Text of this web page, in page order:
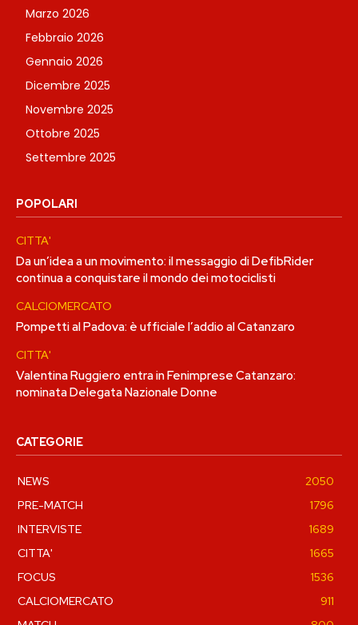
Marzo 2026
Febbraio 2026
Gennaio 2026
Dicembre 2025
Novembre 2025
Ottobre 2025
Settembre 2025
POPOLARI
CITTA'
Da un’idea a un movimento: il messaggio di DefibRider
continua a conquistare il mondo dei motociclisti
CALCIOMERCATO
Pompetti al Padova: è ufficiale l’addio al Catanzaro
CITTA'
Valentina Ruggiero entra in Fenimprese Catanzaro:
nominata Delegata Nazionale Donne
CATEGORIE
NEWS
2050
PRE-MATCH
1796
INTERVISTE
1689
CITTA'
1665
FOCUS
1536
CALCIOMERCATO
911